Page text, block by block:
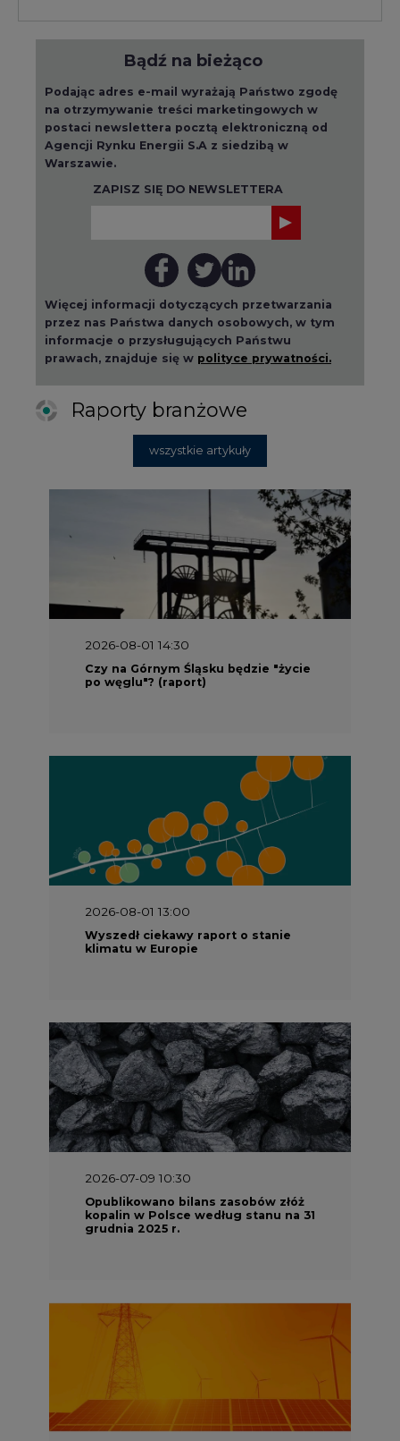
Bądź na bieżąco
Podając adres e-mail wyrażają Państwo zgodę
na otrzymywanie treści marketingowych w
postaci newslettera pocztą elektroniczną od
Agencji Rynku Energii S.A z siedzibą w
Warszawie.
ZAPISZ SIĘ DO NEWSLETTERA
Więcej informacji dotyczących przetwarzania
przez nas Państwa danych osobowych, w tym
informacje o przysługujących Państwu
prawach, znajduje się w polityce prywatności.
Raporty branżowe
wszystkie artykuły
2026-08-01 14:30
Czy na Górnym Śląsku będzie "życie
po węglu"? (raport)
2026-08-01 13:00
Wyszedł ciekawy raport o stanie
klimatu w Europie
2026-07-09 10:30
Opublikowano bilans zasobów złóż
kopalin w Polsce według stanu na 31
grudnia 2025 r.